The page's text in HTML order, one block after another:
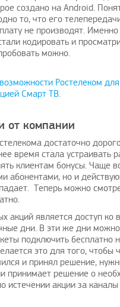
создано на Android.
то, что его
не производят.
кодировать и
можно.
Ростелеком для
Смарт ТВ.
от компании
достаточно
время стала устраивать
клиентам бонусы. Чаще
абонентами, но и
Теперь можно
акций является доступ ко
дни. В эти же дни можно
подключить бесплатно
это для того, чтобы
и принял решение,
принимает решение о
истечении акции за